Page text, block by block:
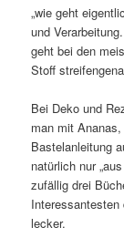
„wie geht
und
geht bei den
Stoff
Bei Deko und
man mit
Bastelanleitung
natürlich nur
zufällig drei
lecker.